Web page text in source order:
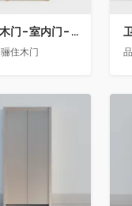
骊住木门-室内门-单开门-BFA-PP麦芽黄色
骊住木门
藏